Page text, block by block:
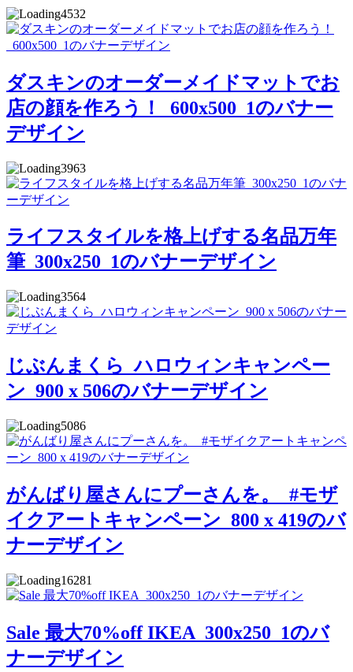
4532
ダスキンのオーダーメイドマットでお
店の顔を作ろう！_600x500_1のバナー
デザイン
3963
ライフスタイルを格上げする名品万年
筆_300x250_1のバナーデザイン
3564
じぶんまくら_ハロウィンキャンペー
ン_900 x 506のバナーデザイン
5086
がんばり屋さんにプーさんを。_#モザ
イクアートキャンペーン_800 x 419のバ
ナーデザイン
16281
Sale 最大70%off IKEA_300x250_1のバ
ナーデザイン